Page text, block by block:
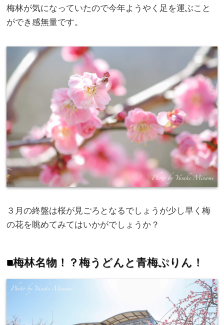
梅林が気になっていたので今年ようやく足を運ぶこと
ができ感無量です。
３月の終盤は桜が見ごろとなるでしょうが少し早く梅
の花を眺めてみてはいかがでしょうか？
■梅林名物！？梅うどんと青梅ぷりん！